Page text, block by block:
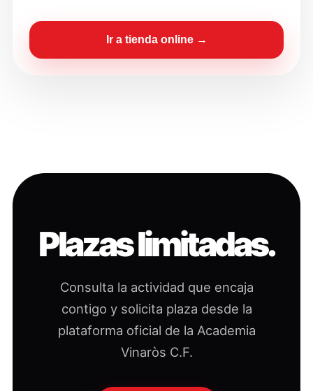
Ir a tienda online →
Plazas limitadas.
Consulta la actividad que encaja
contigo y solicita plaza desde la
plataforma oficial de la Academia
Vinaròs C.F.